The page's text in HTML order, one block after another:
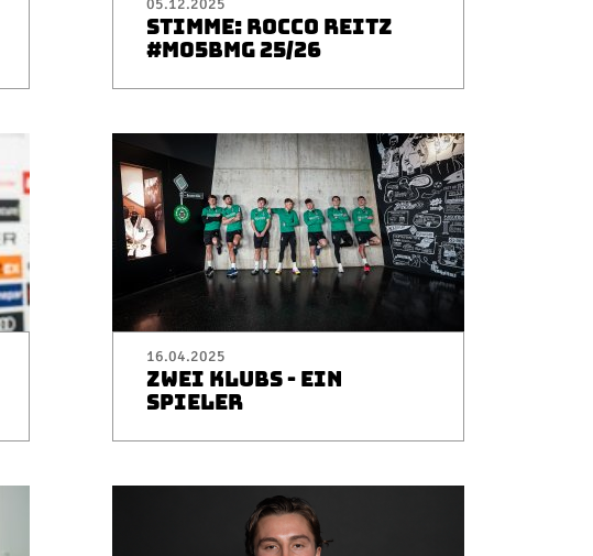
05.12.2025
STIMME: ROCCO REITZ
#M05BMG 25/26
16.04.2025
ZWEI KLUBS - EIN
SPIELER